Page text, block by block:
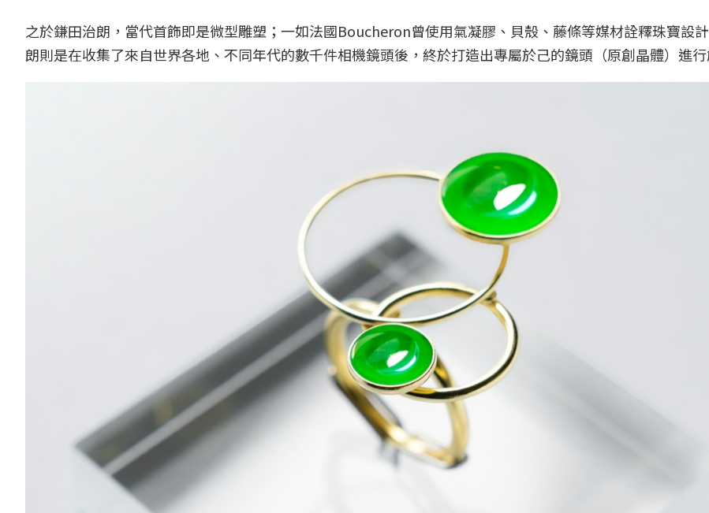
之於鎌田治朗，當代首飾即是微型雕塑；一如法國Boucheron曾使用氣凝膠、貝殼、藤條等媒材詮釋珠寶設
朗則是在收集了來自世界各地、不同年代的數千件相機鏡頭後，終於打造出專屬於己的鏡頭（原創晶體）進行